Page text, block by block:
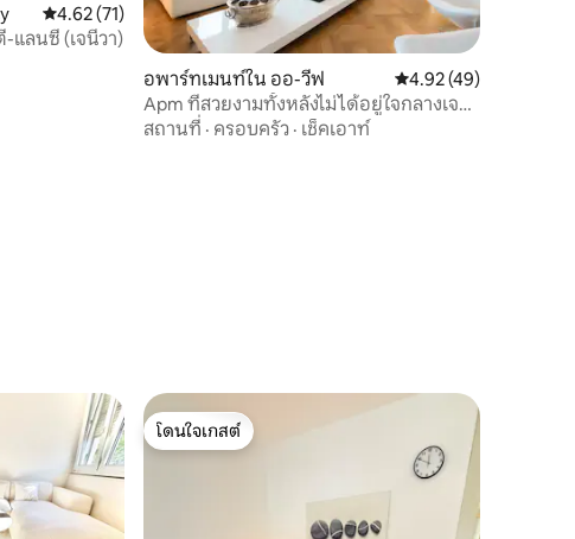
คะแนนเฉลี่ย 4.62 จาก 5, 71 รีวิว
4.62 (71)
แลนซี (เจนีวา)
อพาร์ทเมนท์ใน ออ-วีฟ คะแนนเฉลี่ย 4.92 จาก
4.92 (49)
Apm ที่สวยงามทั้งหลังไม่ได้อยู่ใจกลางเจนี
วา (200 ตร.ม.)
สถานที่ · ครอบครัว · เช็คเอาท์
โดนใจเกสต์
โดนใจเกสต์